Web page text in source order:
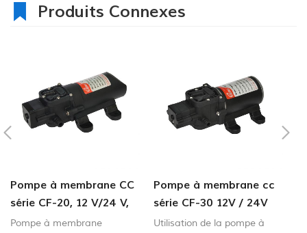
Produits Connexes
Pompe à membrane CC
série CF-20, 12 V/24 V,
débit 2,0-4,3 l/min,
Pompe à membrane
Pompe à membrane cc
série CF-30 12V / 24V
4.5-6.0lpm 80-100psi
Utilisation de la pompe à